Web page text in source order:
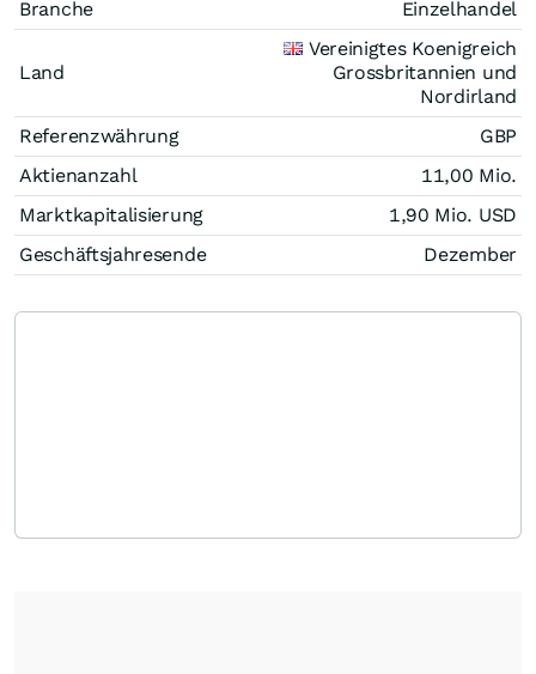
Branche Einzelhandel
Land
Vereinigtes Koenigreich
Grossbritannien und
Nordirland
Referenzwährung
GBP
Aktienanzahl
11,00 Mio.
Marktkapitalisierung
1,90 Mio. USD
Geschäftsjahresende
Dezember